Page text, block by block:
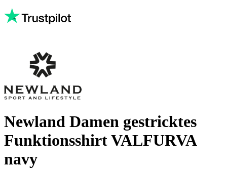
Newland Damen gestricktes
Funktionsshirt VALFURVA
navy